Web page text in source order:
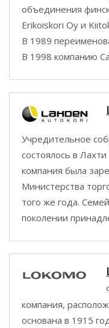
объединения
Erikoiskori Oy и
В 1989
В 1998 компанию
Учредительное
состоялось в
компания была
Министерства
того же года.
поколении
компания,
основана в 1915